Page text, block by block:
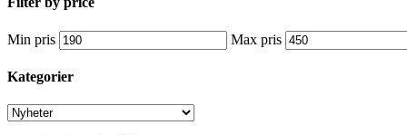
Min pris Max pris
Kategorier